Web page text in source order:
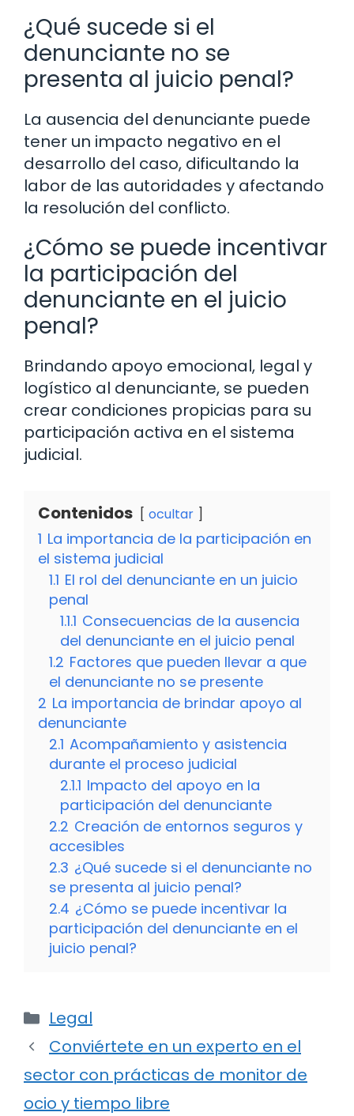
¿Qué sucede si el
denunciante no se
presenta al juicio penal?
La ausencia del denunciante puede
tener un impacto negativo en el
desarrollo del caso, dificultando la
labor de las autoridades y afectando
la resolución del conflicto.
¿Cómo se puede incentivar
la participación del
denunciante en el juicio
penal?
Brindando apoyo emocional, legal y
logístico al denunciante, se pueden
crear condiciones propicias para su
participación activa en el sistema
judicial.
Contenidos ocultar
1 La importancia de la participación en
el sistema judicial
1.1 El rol del denunciante en un juicio
penal
1.1.1 Consecuencias de la ausencia
del denunciante en el juicio penal
1.2 Factores que pueden llevar a que
el denunciante no se presente
2 La importancia de brindar apoyo al
denunciante
2.1 Acompañamiento y asistencia
durante el proceso judicial
2.1.1 Impacto del apoyo en la
participación del denunciante
2.2 Creación de entornos seguros y
accesibles
2.3 ¿Qué sucede si el denunciante no
se presenta al juicio penal?
2.4 ¿Cómo se puede incentivar la
participación del denunciante en el
juicio penal?
Categorías
Legal
Conviértete en un experto en el
sector con prácticas de monitor de
ocio y tiempo libre